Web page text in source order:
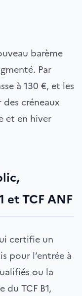
barème
Par
à 130 €, et les
créneaux
et en hiver
et TCF ANF
certifie un
pour l’entrée à
ou la
TCF B1,